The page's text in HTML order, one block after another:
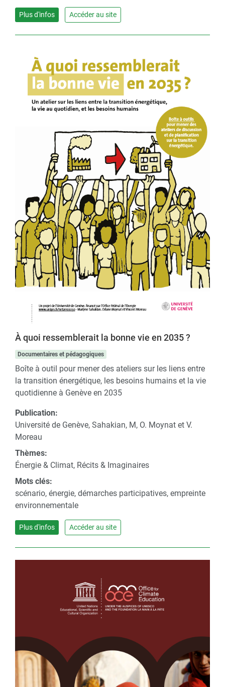
Plus d'infos Accéder au site
À quoi ressemblerait la bonne vie en 2035 ?
Documentaires et pédagogiques
Boîte à outil pour mener des ateliers sur les liens entre
la transition énergétique, les besoins humains et la vie
quotidienne à Genève en 2035
Publication:
Université de Genève, Sahakian, M, O. Moynat et V.
Moreau
Thèmes:
Énergie & Climat, Récits & Imaginaires
Mots clés:
scénario, énergie, démarches participatives, empreinte
environnementale
Plus d'infos Accéder au site